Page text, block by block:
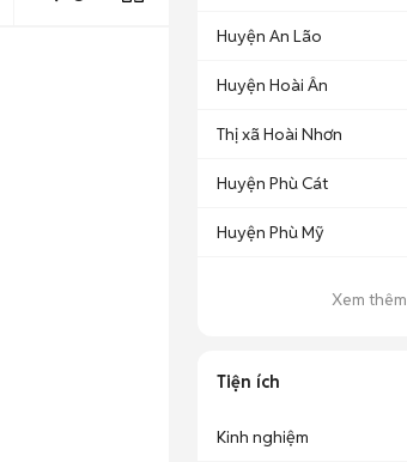
Huyện An Lão
Huyện Hoài Ân
Thị xã Hoài Nhơn
Huyện Phù Cát
Huyện Phù Mỹ
Xem thêm
Tiện ích
Kinh nghiệm